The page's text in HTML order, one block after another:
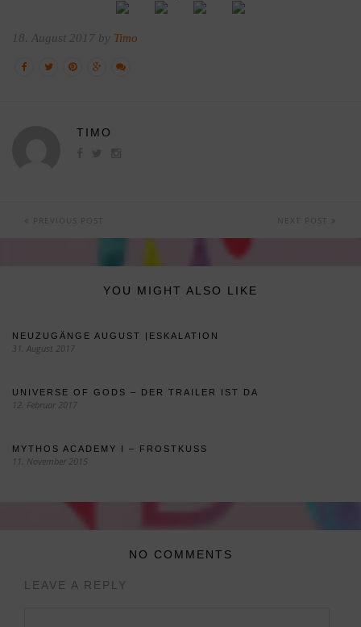
18. August 2017 by Timo
TIMO
PREVIOUS POST NEXT POST
YOU MIGHT ALSO LIKE
NEUZUGÄNGE AUGUST |ESKALATION
31. August 2017
UNIVERSE OF GODS – DER TRAILER IST DA
12. Februar 2017
MYTHOS ACADEMY I – FROSTKUSS
11. November 2015
NO COMMENTS
LEAVE A REPLY